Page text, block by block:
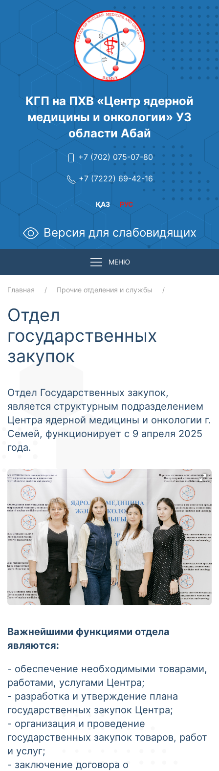
КГП на ПХВ «Центр ядерной
медицины и онкологии» УЗ
области Абай
+7 (702) 075-07-80
+7 (7222) 69-42-16
РУС
ҚАЗ
Версия для слабовидящих
МЕНЮ
Главная Прочие отделения и службы
Отдел
государственных
закупок
Отдел Государственных закупок,
является структурным подразделением
Центра ядерной медицины и онкологии г.
Семей, функционирует с 9 апреля 2025
года.
Важнейшими функциями отдела
являются:
- обеспечение необходимыми товарами,
работами, услугами Центра;
- разработка и утверждение плана
государственных закупок Центра;
- организация и проведение
государственных закупок товаров, работ
и услуг;
- заключение договора о